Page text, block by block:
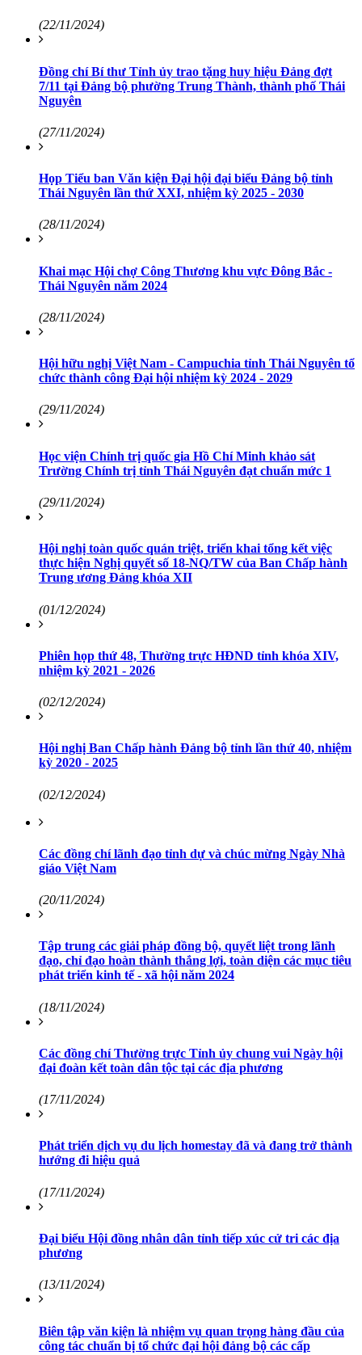
(22/11/2024)
Đồng chí Bí thư Tỉnh ủy trao tặng huy hiệu Đảng đợt
7/11 tại Đảng bộ phường Trung Thành, thành phố Thái
Nguyên
(27/11/2024)
Họp Tiểu ban Văn kiện Đại hội đại biểu Đảng bộ tỉnh
Thái Nguyên lần thứ XXI, nhiệm kỳ 2025 - 2030
(28/11/2024)
Khai mạc Hội chợ Công Thương khu vực Đông Bắc -
Thái Nguyên năm 2024
(28/11/2024)
Hội hữu nghị Việt Nam - Campuchia tỉnh Thái Nguyên tổ
chức thành công Đại hội nhiệm kỳ 2024 - 2029
(29/11/2024)
Học viện Chính trị quốc gia Hồ Chí Minh khảo sát
Trường Chính trị tỉnh Thái Nguyên đạt chuẩn mức 1
(29/11/2024)
Hội nghị toàn quốc quán triệt, triển khai tổng kết việc
thực hiện Nghị quyết số 18-NQ/TW của Ban Chấp hành
Trung ương Đảng khóa XII
(01/12/2024)
Phiên họp thứ 48, Thường trực HĐND tỉnh khóa XIV,
nhiệm kỳ 2021 - 2026
(02/12/2024)
Hội nghị Ban Chấp hành Đảng bộ tỉnh lần thứ 40, nhiệm
kỳ 2020 - 2025
(02/12/2024)
Các đồng chí lãnh đạo tỉnh dự và chúc mừng Ngày Nhà
giáo Việt Nam
(20/11/2024)
Tập trung các giải pháp đồng bộ, quyết liệt trong lãnh
đạo, chỉ đạo hoàn thành thắng lợi, toàn diện các mục tiêu
phát triển kinh tế - xã hội năm 2024
(18/11/2024)
Các đồng chí Thường trực Tỉnh ủy chung vui Ngày hội
đại đoàn kết toàn dân tộc tại các địa phương
(17/11/2024)
Phát triển dịch vụ du lịch homestay đã và đang trở thành
hướng đi hiệu quả
(17/11/2024)
Đại biểu Hội đồng nhân dân tỉnh tiếp xúc cử tri các địa
phương
(13/11/2024)
Biên tập văn kiện là nhiệm vụ quan trọng hàng đầu của
công tác chuẩn bị tổ chức đại hội đảng bộ các cấp